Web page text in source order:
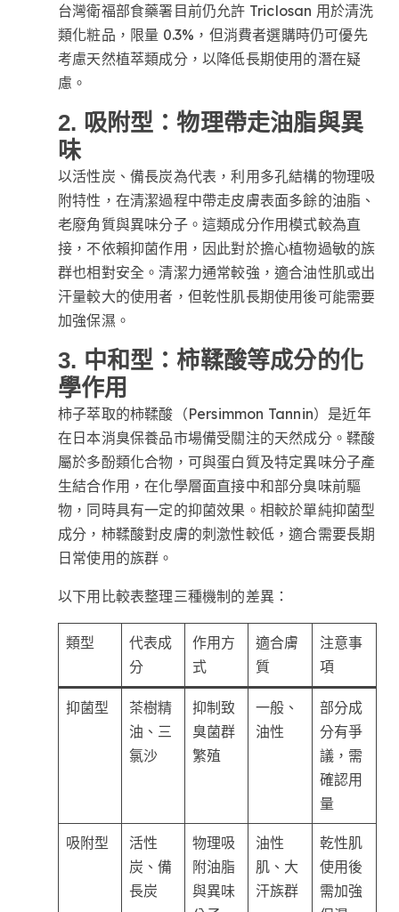
台灣衛福部食藥署目前仍允許 Triclosan 用於清洗
類化粧品，限量 0.3%，但消費者選購時仍可優先
考慮天然植萃類成分，以降低長期使用的潛在疑
慮。
2. 吸附型：物理帶走油脂與異
味
以活性炭、備長炭為代表，利用多孔結構的物理吸
附特性，在清潔過程中帶走皮膚表面多餘的油脂、
老廢角質與異味分子。這類成分作用模式較為直
接，不依賴抑菌作用，因此對於擔心植物過敏的族
群也相對安全。清潔力通常較強，適合油性肌或出
汗量較大的使用者，但乾性肌長期使用後可能需要
加強保濕。
3. 中和型：柿鞣酸等成分的化
學作用
柿子萃取的柿鞣酸（Persimmon Tannin）是近年
在日本消臭保養品市場備受關注的天然成分。鞣酸
屬於多酚類化合物，可與蛋白質及特定異味分子產
生結合作用，在化學層面直接中和部分臭味前驅
物，同時具有一定的抑菌效果。相較於單純抑菌型
成分，柿鞣酸對皮膚的刺激性較低，適合需要長期
日常使用的族群。
以下用比較表整理三種機制的差異：
類型
代表成
分
作用方
式
適合膚
質
注意事
項
抑菌型
茶樹精
油、三
氯沙
抑制致
臭菌群
繁殖
一般、
油性
部分成
分有爭
議，需
確認用
量
吸附型
活性
炭、備
長炭
物理吸
附油脂
與異味
油性
肌、大
汗族群
乾性肌
使用後
需加強